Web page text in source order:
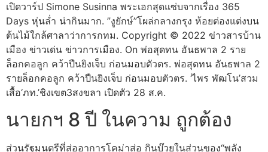
เปิดวาร์ป Simone Susinna พระเอกสุดแซ่บจากเรื่อง 365
Days หุ่นล่ำ น่ากินมาก. ”งูยักษ์”โผล่กลางกรุง ห้อยต่องแต่งบน
ต้นไม้ใกล้ศาลาว่าการกทม. Copyright © 2022 ข่าวสารบ้าน
เมือง ข่าวเด่น ข่าวการเมือง. On พ่อสุดทน อันธพาล 2 ราย
ล็อกคอลูก คว้าปืนยิงเจ็บ ก่อนมอบตัวตร. พ่อสุดทน อันธพาล 2
รายล็อกคอลูก คว้าปืนยิงเจ็บ ก่อนมอบตัวตร. ‘ไพร พัฒโน’สวม
เสื้อ‘ภท.’ชิงเขต3สงขลา เปิดตัว 28 ส.ค.
นายกฯ 8 ปี ในความ ถูกต้อง
ส่วนรัฐมนตรีที่ส่ออาการโคม่าส่อ กินบ๊วยในส่วนของ“พลัง